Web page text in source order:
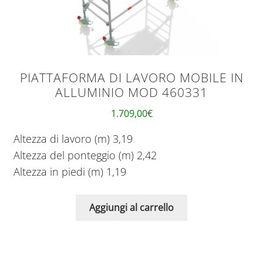
PIATTAFORMA DI LAVORO MOBILE IN
ALLUMINIO MOD 460331
1.709,00€
Altezza di lavoro (m) 3,19
Altezza del ponteggio (m) 2,42
Altezza in piedi (m) 1,19
Aggiungi al carrello